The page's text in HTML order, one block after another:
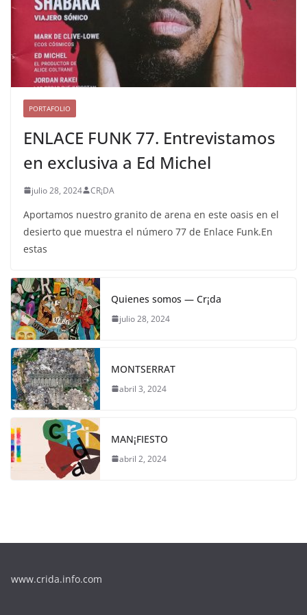
PORTAFOLIO
ENLACE FUNK 77. Entrevistamos
en exclusiva a Ed Michel
julio 28, 2024 CR¡DA
Aportamos nuestro granito de arena en este oasis en el
desierto que muestra el número 77 de Enlace Funk.En
estas
Quienes somos — Cr¡da
julio 28, 2024
MONTSERRAT
abril 3, 2024
MAN¡FIESTO
abril 2, 2024
www.crida.info.com